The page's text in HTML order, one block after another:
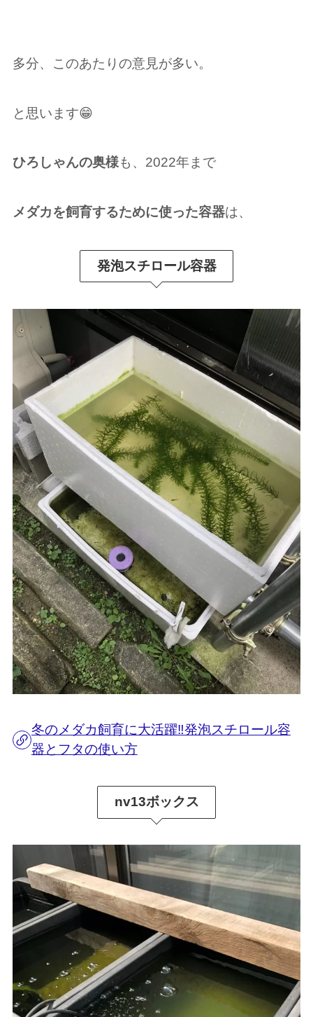
多分、このあたりの意見が多い。
と思います😁
ひろしゃんの奥様も、2022年まで
メダカを飼育するために使った容器は、
発泡スチロール容器
冬のメダカ飼育に大活躍‼️発泡スチロール容
器とフタの使い方
nv13ボックス